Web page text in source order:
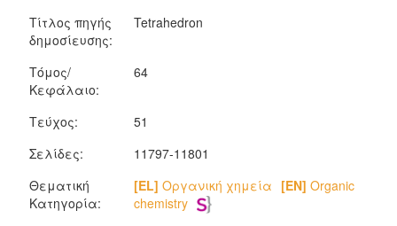
Τίτλος πηγής
δημοσίευσης:
Tetrahedron
Τόμος/
Κεφάλαιο:
64
Τεύχος:
51
Σελίδες:
11797-11801
Θεματική
Κατηγορία:
[EL] Οργανική χημεία [EN] Organic
chemistry